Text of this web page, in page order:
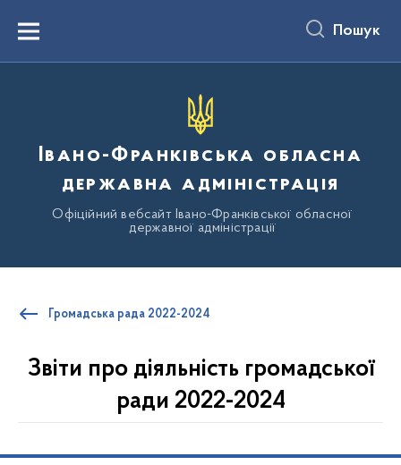
вмістуMenu Пошук
Івано-Франківська обласна
державна адміністрація
Офіційний вебсайт Івано-Франківської обласної
державної адміністрації
Громадська рада 2022-2024
Звіти про діяльність громадської
ради 2022-2024